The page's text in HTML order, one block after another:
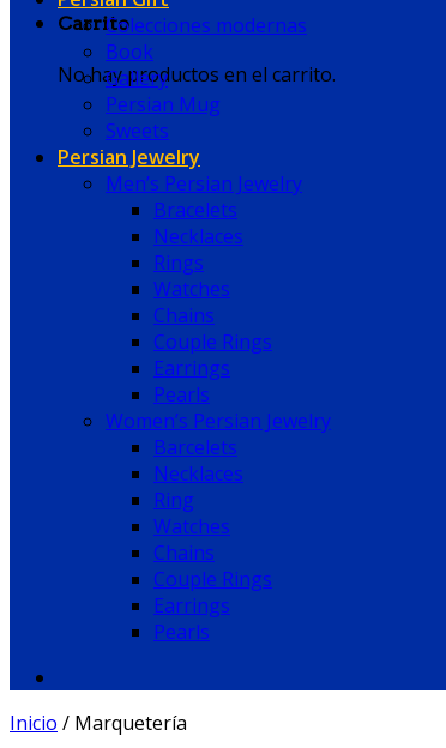
Carrito
No hay productos en el carrito.
Colecciones modernas
Book
Gallery
Persian Mug
Sweets
Persian Jewelry
Men’s Persian Jewelry
Bracelets
Necklaces
Rings
Watches
Chains
Couple Rings
Earrings
Pearls
Women’s Persian Jewelry
Barcelets
Necklaces
Ring
Watches
Chains
Couple Rings
Earrings
Pearls
Inicio / Marquetería